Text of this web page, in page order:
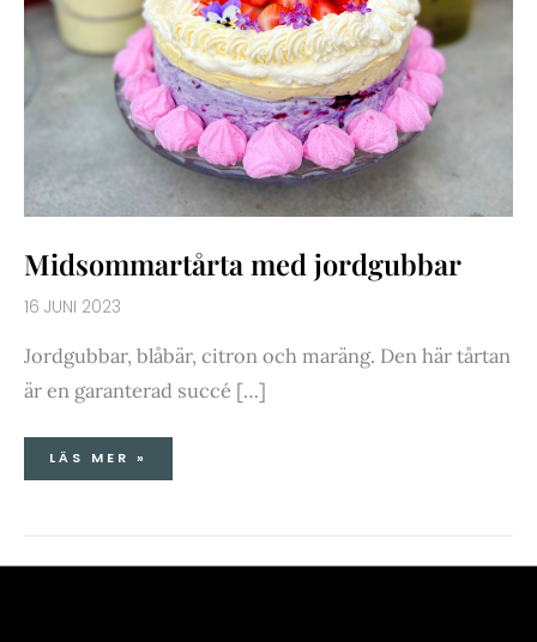
Midsommartårta med jordgubbar
16 JUNI 2023
Jordgubbar, blåbär, citron och maräng. Den här tårtan
är en garanterad succé […]
LÄS MER »